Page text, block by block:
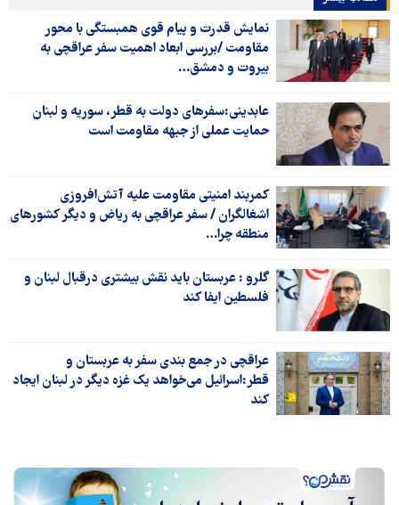
نمایش قدرت و پیام قوی همبستگی با محور
مقاومت /بررسی ابعاد اهمیت سفر عراقچی به
بیروت و دمشق…
عابدینی:سفرهای دولت به قطر، سوریه و لبنان
حمایت عملی از جبهه مقاومت است
کمربند امنیتی مقاومت علیه آتش‌افروزی
اشغالگران / سفر عراقچی به ریاض و دیگر کشورهای
منطقه چرا…
گلرو : عربستان باید نقش بیشتری درقبال لبنان و
فلسطین ایفا کند
عراقچی در جمع بندی سفر به عربستان و
قطر:اسرائیل می‌خواهد یک غزه دیگر در لبنان ایجاد
کند